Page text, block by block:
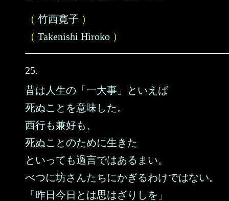
（ 竹西寛子 ）
（ Takenishi Hiroko ）
25.
昔は人生の「一大事」といえば
死ぬことを意味した。
西行も兼好も、
死ぬことのために生きた
といっても過言ではあるまい。
べつに坊さんたちにかぎるわけではない。
「昨日今日とは思はざりしを」